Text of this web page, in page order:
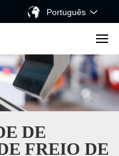
Português
DE
FREIO DE